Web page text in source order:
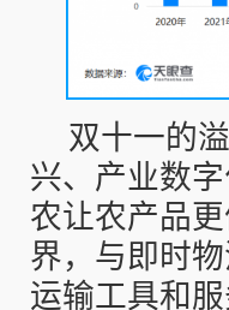
双十一的
兴、产业数
农让农产品
界，与即时
运输工具和